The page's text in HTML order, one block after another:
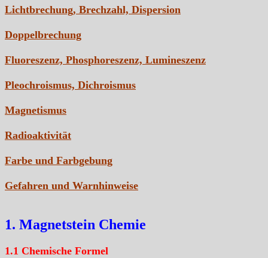
Lichtbrechung, Brechzahl, Dispersion
Doppelbrechung
Fluoreszenz, Phosphoreszenz, Lumineszenz
Pleochroismus, Dichroismus
Magnetismus
Radioaktivität
Farbe und Farbgebung
Gefahren und Warnhinweise
1. Magnetstein Chemie
1.1 Chemische Formel